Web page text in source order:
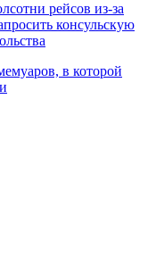
рейсов из-за
консульскую
в которой